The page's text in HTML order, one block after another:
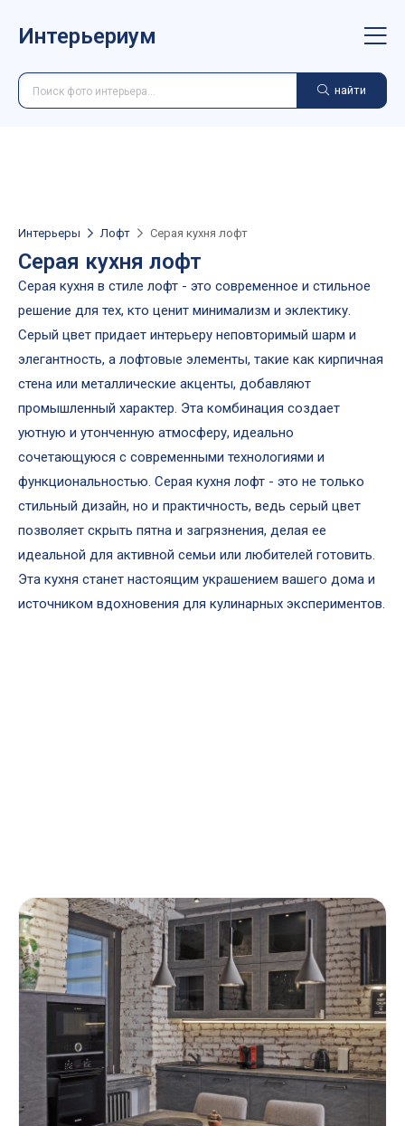
Интерьериум
найти
Интерьеры Лофт Серая кухня лофт
Серая кухня лофт
Серая кухня в стиле лофт - это современное и стильное
решение для тех, кто ценит минимализм и эклектику.
Серый цвет придает интерьеру неповторимый шарм и
элегантность, а лофтовые элементы, такие как кирпичная
стена или металлические акценты, добавляют
промышленный характер. Эта комбинация создает
уютную и утонченную атмосферу, идеально
сочетающуюся с современными технологиями и
функциональностью. Серая кухня лофт - это не только
стильный дизайн, но и практичность, ведь серый цвет
позволяет скрыть пятна и загрязнения, делая ее
идеальной для активной семьи или любителей готовить.
Эта кухня станет настоящим украшением вашего дома и
источником вдохновения для кулинарных экспериментов.